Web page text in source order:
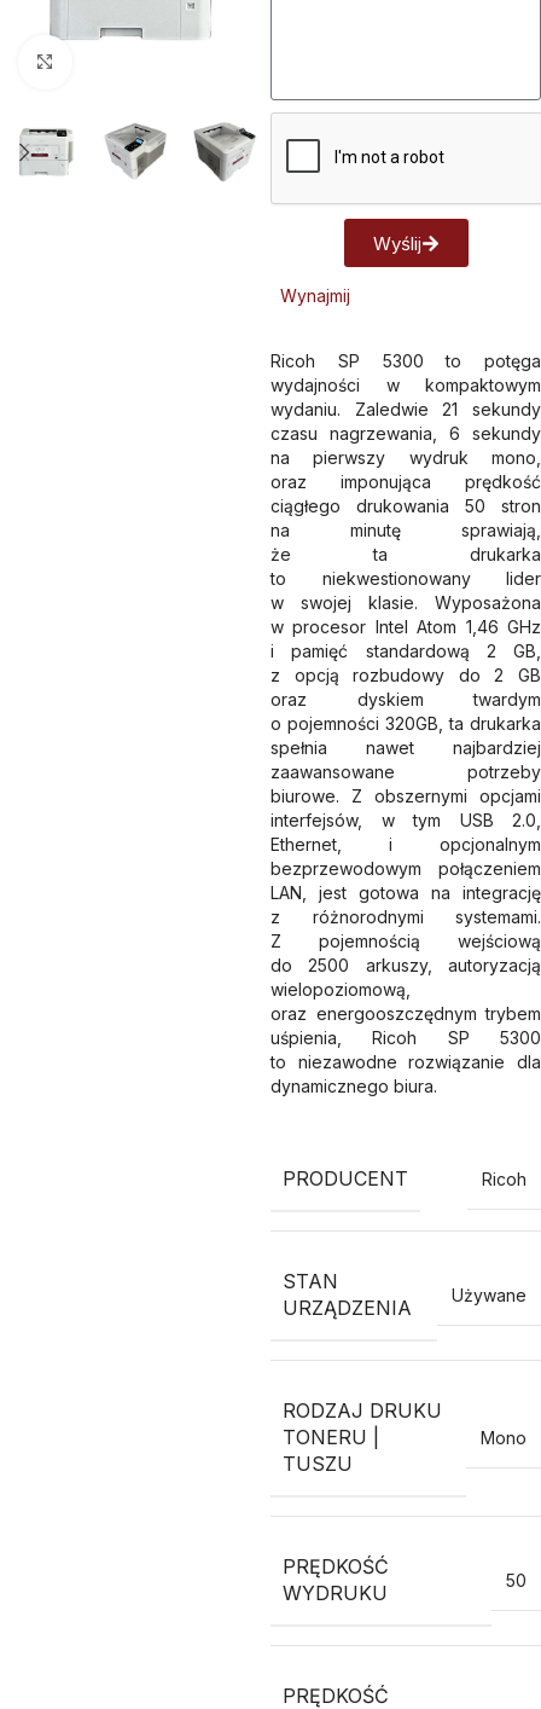
Wynajmij
Wyślij
Ricoh SP 5300 to potęga
wydajności w kompaktowym
wydaniu. Zaledwie 21 sekundy
czasu nagrzewania, 6 sekundy
na pierwszy wydruk mono,
oraz imponująca prędkość
ciągłego drukowania 50 stron
na minutę sprawiają,
że ta drukarka
to niekwestionowany lider
w swojej klasie. Wyposażona
w procesor Intel Atom 1,46 GHz
i pamięć standardową 2 GB,
z opcją rozbudowy do 2 GB
oraz dyskiem twardym
o pojemności 320GB, ta drukarka
spełnia nawet najbardziej
zaawansowane potrzeby
biurowe. Z obszernymi opcjami
interfejsów, w tym USB 2.0,
Ethernet, i opcjonalnym
bezprzewodowym połączeniem
LAN, jest gotowa na integrację
z różnorodnymi systemami.
Z pojemnością wejściową
do 2500 arkuszy, autoryzacją
wielopoziomową,
oraz energooszczędnym trybem
uśpienia, Ricoh SP 5300
to niezawodne rozwiązanie dla
dynamicznego biura.
PRODUCENT Ricoh
STAN
URZĄDZENIA
Używane
RODZAJ DRUKU
TONERU |
TUSZU
Mono
PRĘDKOŚĆ
WYDRUKU
50
PRĘDKOŚĆ